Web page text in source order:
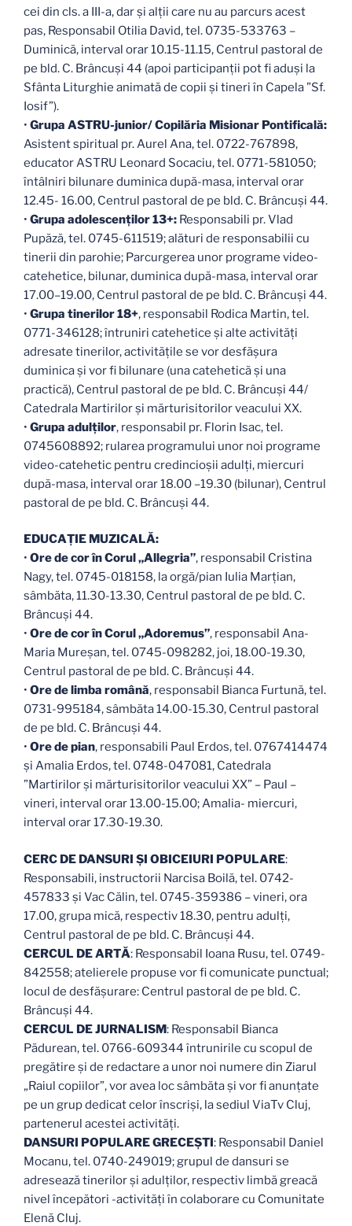
cei din cls. a III-a, dar și alții care nu au parcurs acest
pas, Responsabil Otilia David, tel. 0735-533763 –
Duminică, interval orar 10.15-11.15, Centrul pastoral de
pe bld. C. Brâncuși 44 (apoi participanții pot fi aduși la
Sfânta Liturghie animată de copii și tineri în Capela ”Sf.
Iosif”).
• Grupa ASTRU-junior/ Copilăria Misionar Pontificală:
Asistent spiritual pr. Aurel Ana, tel. 0722-767898,
educator ASTRU Leonard Socaciu, tel. 0771-581050;
întâlniri bilunare duminica după-masa, interval orar
12.45- 16.00, Centrul pastoral de pe bld. C. Brâncuși 44.
• Grupa adolescenților 13+: Responsabili pr. Vlad
Pupăză, tel. 0745-611519; alături de responsabilii cu
tinerii din parohie; Parcurgerea unor programe video-
catehetice, bilunar, duminica după-masa, interval orar
17.00–19.00, Centrul pastoral de pe bld. C. Brâncuși 44.
• Grupa tinerilor 18+, responsabil Rodica Martin, tel.
0771-346128; întruniri catehetice și alte activități
adresate tinerilor, activitățile se vor desfășura
duminica și vor fi bilunare (una catehetică și una
practică), Centrul pastoral de pe bld. C. Brâncuși 44/
Catedrala Martirilor și mărturisitorilor veacului XX.
• Grupa adulților, responsabil pr. Florin Isac, tel.
0745608892; rularea programului unor noi programe
video-catehetic pentru credincioșii adulți, miercuri
după-masa, interval orar 18.00 –19.30 (bilunar), Centrul
pastoral de pe bld. C. Brâncuși 44.
EDUCAŢIE MUZICALĂ:
• Ore de cor în Corul „Allegria”, responsabil Cristina
Nagy, tel. 0745-018158, la orgă/pian Iulia Marțian,
sâmbăta, 11.30-13.30, Centrul pastoral de pe bld. C.
Brâncuși 44.
• Ore de cor în Corul „Adoremus”, responsabil Ana-
Maria Mureșan, tel. 0745-098282, joi, 18.00-19.30,
Centrul pastoral de pe bld. C. Brâncuși 44.
• Ore de limba română, responsabil Bianca Furtună, tel.
0731-995184, sâmbăta 14.00-15.30, Centrul pastoral
de pe bld. C. Brâncuși 44.
• Ore de pian, responsabili Paul Erdos, tel. 0767414474
și Amalia Erdos, tel. 0748-047081, Catedrala
”Martirilor și mărturisitorilor veacului XX” – Paul –
vineri, interval orar 13.00-15.00; Amalia- miercuri,
interval orar 17.30-19.30.
CERC DE DANSURI ȘI OBICEIURI POPULARE:
Responsabili, instructorii Narcisa Boilă, tel. 0742-
457833 şi Vac Călin, tel. 0745-359386 – vineri, ora
17.00, grupa mică, respectiv 18.30, pentru adulți,
Centrul pastoral de pe bld. C. Brâncuși 44.
CERCUL DE ARTĂ: Responsabil Ioana Rusu, tel. 0749-
842558; atelierele propuse vor fi comunicate punctual;
locul de desfășurare: Centrul pastoral de pe bld. C.
Brâncuși 44.
CERCUL DE JURNALISM: Responsabil Bianca
Pădurean, tel. 0766-609344 întrunirile cu scopul de
pregătire și de redactare a unor noi numere din Ziarul
„Raiul copiilor”, vor avea loc sâmbăta și vor fi anunțate
pe un grup dedicat celor înscriși, la sediul ViaTv Cluj,
partenerul acestei activități.
DANSURI POPULARE GRECEȘTI: Responsabil Daniel
Mocanu, tel. 0740-249019; grupul de dansuri se
adresează tinerilor și adulților, respectiv limbă greacă
nivel începători -activități în colaborare cu Comunitate
Elenă Cluj.